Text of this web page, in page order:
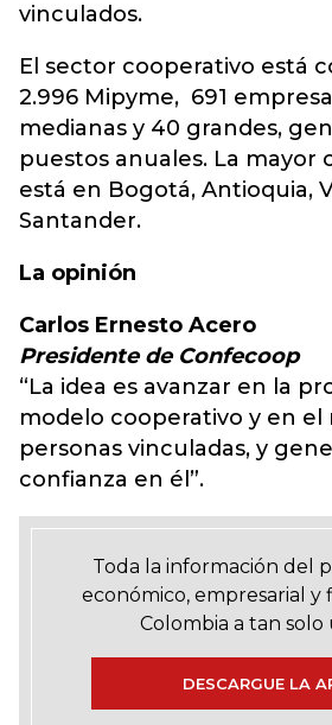
vinculados.
El sector cooperativo está
2.996 Mipyme, 691
medianas y 40 grandes,
puestos anuales. La mayor
está en Bogotá, Antioquia,
Santander.
La opinión
Carlos Ernesto Acero
Presidente de Confecoop
“La idea es avanzar en la
modelo cooperativo y en el
personas vinculadas, y
confianza en él”.
Toda la información del
económico, empresarial y
Colombia a tan solo
DESCARGUE LA